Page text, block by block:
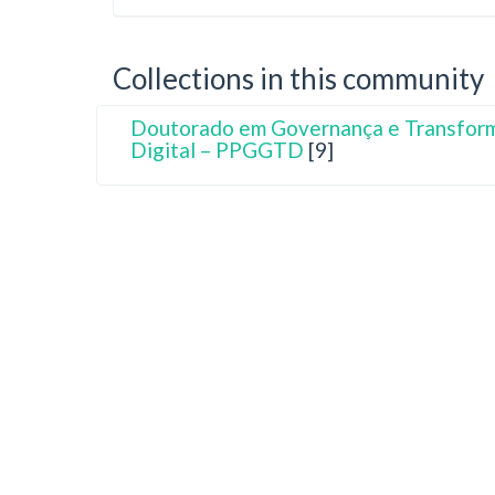
Collections in this community
Doutorado em Governança e
Digital – PPGGTD [9]